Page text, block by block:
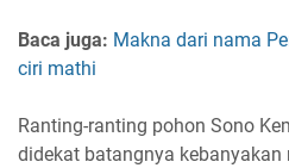
Baca juga: Makna dari nama
ciri mathi
Ranting-ranting pohon Sono
didekat batangnya kebanyakan